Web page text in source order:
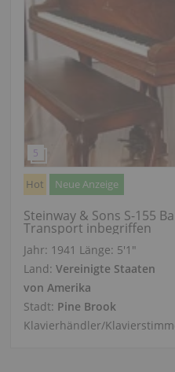
Hot Neue Anzeige
Steinway & Sons S-155
Transport inbegriffen
Jahr: 1941 Länge: 5′1″
Land: Vereinigte Staaten
von Amerika
Stadt: Pine Brook
Klavierhändler/